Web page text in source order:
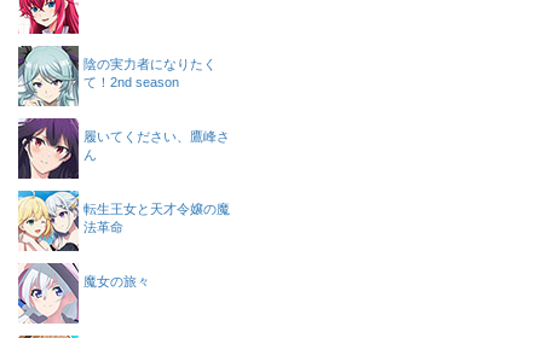
陰の実力者になりたく
て！2nd season
履いてください、鷹峰さ
ん
転生王女と天才令嬢の魔
法革命
魔女の旅々